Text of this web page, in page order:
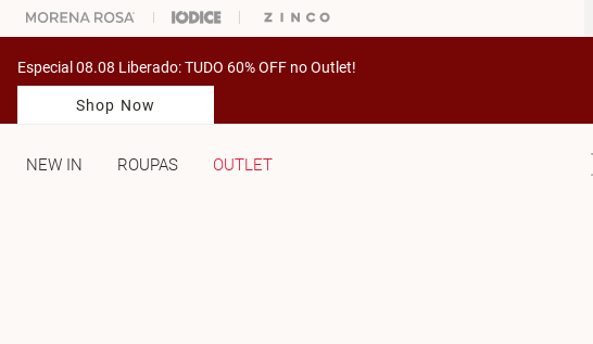
OFF NA SUA 1° COMPRA USANDO O CUPOM: PRIMEIRAMV
Especial 08.08 Liberado: TUDO 60% OFF no Outlet!
Shop Now
NEW IN ROUPAS OUTLET